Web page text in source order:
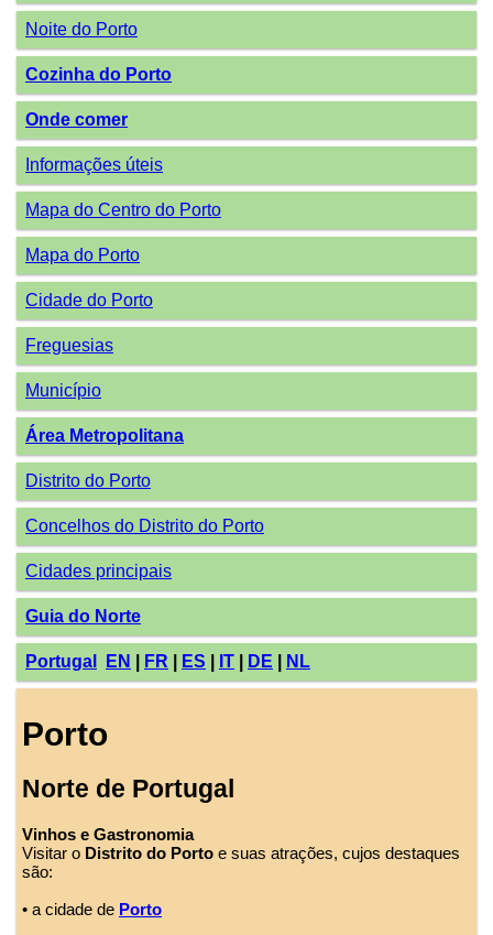
Noite do Porto
Cozinha do Porto
Onde comer
Informações úteis
Mapa do Centro do Porto
Mapa do Porto
Cidade do Porto
Freguesias
Município
Área Metropolitana
Distrito do Porto
Concelhos do Distrito do Porto
Cidades principais
Guia do Norte
Portugal EN FR ES IT DE NL
Porto
Norte de Portugal
Vinhos e Gastronomia
Visitar o Distrito do Porto e suas atrações, cujos destaques
são:
• a cidade de Porto